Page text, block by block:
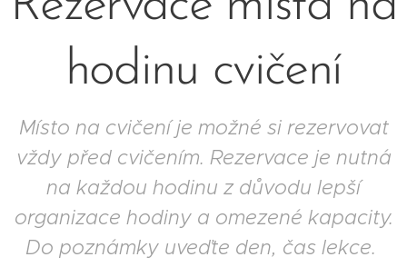
hodinu cvičení
Místo na cvičení je možné si rezervovat
vždy před cvičením. Rezervace je nutná
na každou hodinu z důvodu lepší
organizace hodiny a omezené kapacity.
Do poznámky uveďte den, čas lekce.